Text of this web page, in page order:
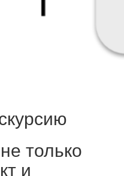
только
и